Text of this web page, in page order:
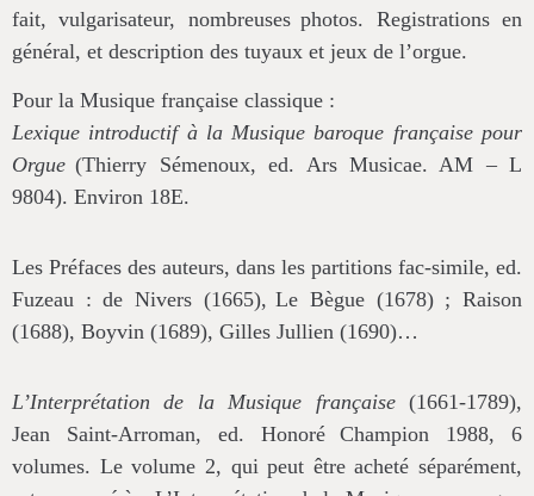
fait, vulgarisateur, nombreuses photos. Registrations en
général, et description des tuyaux et jeux de l’orgue.
Pour la Musique française classique :
Lexique introductif à la Musique baroque française pour
Orgue (Thierry Sémenoux, ed. Ars Musicae. AM – L
9804). Environ 18E.
Les Préfaces des auteurs, dans les partitions fac-simile, ed.
Fuzeau : de Nivers (1665), Le Bègue (1678) ; Raison
(1688), Boyvin (1689), Gilles Jullien (1690)…
L’Interprétation de la Musique française(1661-1789),
Jean Saint-Arroman, ed. Honoré Champion 1988, 6
volumes. Le volume 2, qui peut être acheté séparément,